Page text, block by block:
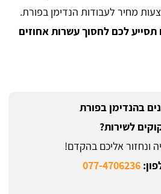
נעביר לכם עד 3 הצעות מחיר לעבודות הנדימן בפורת.
תסייע לכם לחסוך עשרות אחוזים
בהנדימן בפורת
לשירות?
ונחזור אליכם בהקדם!
077-4706236